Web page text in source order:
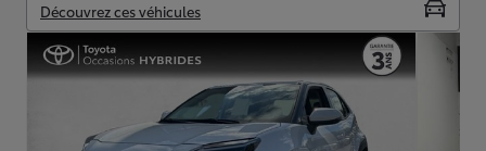
Découvrez ces véhicules